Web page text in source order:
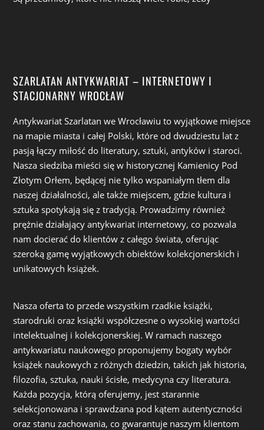
SZARLATAN ANTYKWARIAT – INTERNETOWY I
STACJONARNY WROCŁAW
Antykwariat Szarlatan we Wrocławiu to wyjątkowe miejsce
na mapie miasta i całej Polski, które od dwudziestu lat z
pasją łączy miłość do literatury, sztuki, antyków i staroci.
Nasza siedziba mieści się w historycznej Kamienicy Pod
Złotym Orłem, będącej nie tylko wspaniałym tłem dla
naszej działalności, ale także miejscem, gdzie kultura i
sztuka spotykają się z tradycją. Prowadzimy również
prężnie działający antykwariat internetowy, co pozwala
nam docierać do klientów z całego świata, oferując
szeroką gamę wyjątkowych obiektów kolekcjonerskich i
unikatowych książek.
Nasza oferta to przede wszystkim rzadkie książki,
starodruki oraz książki współczesne o wysokiej wartości
intelektualnej i kolekcjonerskiej. W ramach naszego
antykwariatu naukowego proponujemy bogaty wybór
książek naukowych z różnych dziedzin, takich jak historia,
filozofia, sztuka, nauki ścisłe, medycyna czy literatura.
Każda pozycja, którą oferujemy, jest starannie
selekcjonowana i sprawdzana pod kątem autentyczności
oraz stanu zachowania, co gwarantuje naszym klientom